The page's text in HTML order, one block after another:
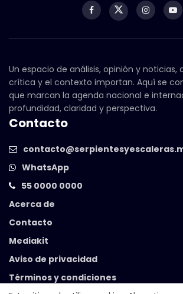
Un espacio de análisis, opinión y noticias,
crítica y el contexto importan. Aquí se
que marcan la agenda nacional e
profundidad, claridad y perspectiva.
Contacto
WhatsApp
55 0000 0000
Acerca de
Contacto
Mediakit
Aviso de privacidad
Términos y condiciones